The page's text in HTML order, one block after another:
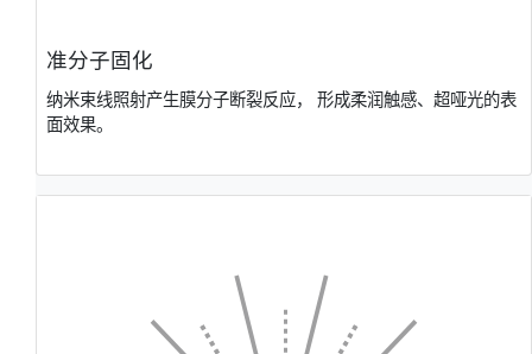
准分⼦固化
纳⽶束线照射产⽣膜分⼦断裂反应， 形成柔润触感、超哑光的表
⾯效果。